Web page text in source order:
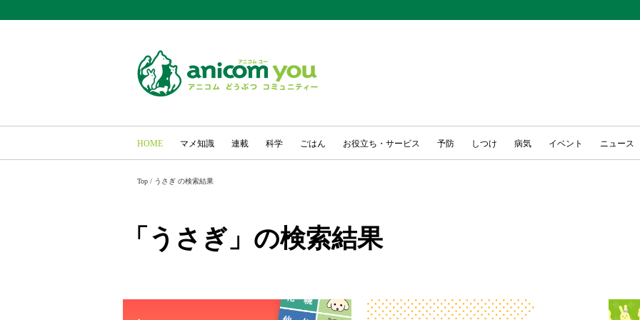
HOME マメ知識 連載 科学 ごはん お役立ち・サービス 予防 しつけ 病気 イベント ニュース
Top / うさぎ の検索結果
「うさぎ」の検索結果